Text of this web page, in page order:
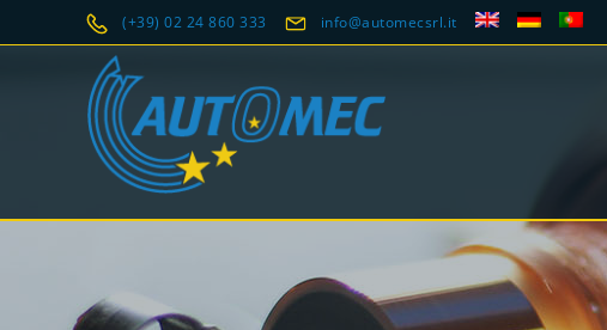
(+39) 02 24 860 333 info@automecsrl.it